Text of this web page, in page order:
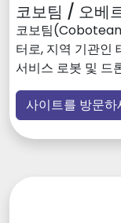
코보팀 / 오베
코보팀
터로, 지역 기관
서비스 로봇 및 드
사이트를 방문하